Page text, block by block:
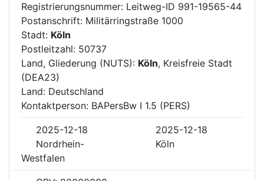
Registrierungsnummer: Leitweg-ID 991-19565-44
Postanschrift: Militärringstraße 1000
Stadt: Köln
Postleitzahl: 50737
Land, Gliederung (NUTS): Köln, Kreisfreie Stadt
(DEA23)
Land: Deutschland
Kontaktperson: BAPersBw I 1.5 (PERS)
2025-12-18
2025-12-18
Nordrhein-
Westfalen
Köln